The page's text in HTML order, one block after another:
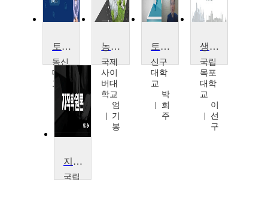
토지이용계획
동신
대학
교
안
형
농촌주택과 농업시설
국제
사이
버대
학교
엄
기
봉
토지정보체계론
신구
대학
교
박
희
주
생활과 부동산
국립
목포
대학
교
이
선
구
지적학원론
국립